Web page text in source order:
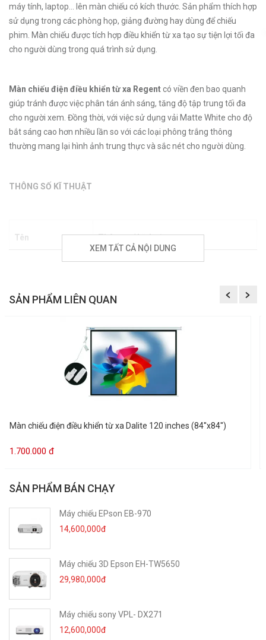
máy tính, laptop... lên màn chiếu có kích thước. Sản phẩm thích hợp
sử dụng trong các phòng họp, giảng đường hay dùng để chiếu
phim. Màn chiếu được tích hợp điều khiển từ xa tạo sự tiện lợi tối đa
cho người dùng trong quá trình sử dụng.
Màn chiếu điện điều khiển từ xa Regentcó viền đen bao quanh
giúp tránh được việc phân tán ánh sáng, tăng độ tập trung tối đa
cho người xem. Đồng thời, với việc sử dụng vải Matte White cho độ
bắt sáng cao hơn nhiều lần so với các loại phông trắng thông
thường mang lại hình ảnh trung thực và sắc nét cho người dùng.
THÔNG SỐ KĨ THUẬT
Tên Thông số kĩ thuật
4m06 x 3m05
200 inchs
Kích thước khuôn
Độ bắt sáng Cao hơn gấp hai lần so với bạt trắng
Hộp màn
Hình vuông, sơn tĩnh điện màu trắng, hai
tai treo bằng sắt
Chế độ điều khiển
Điều khiển từ xa
XEM TẤT CẢ NỘI DUNG
SẢN PHẨM LIÊN QUAN
Màn chiếu điện điều khiển từ xa Dalite 120 inches (84''x84'')
1.700.000 đ
SẢN PHẨM BÁN CHẠY
Máy chiếu EPson EB-970
14,600,000đ
Máy chiếu 3D Epson EH-TW5650
29,980,000đ
Máy chiếu sony VPL- DX271
12,600,000đ